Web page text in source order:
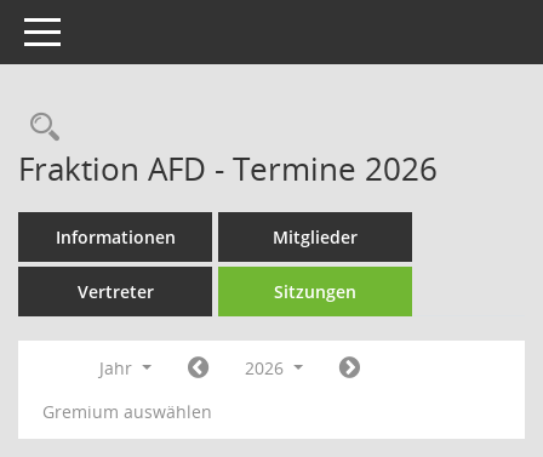
Toggle navigation
Rechercheauswahl
Fraktion AFD - Termine 2026
Informationen Mitglieder
Vertreter Sitzungen
Jahr
2026
Gremium auswählen